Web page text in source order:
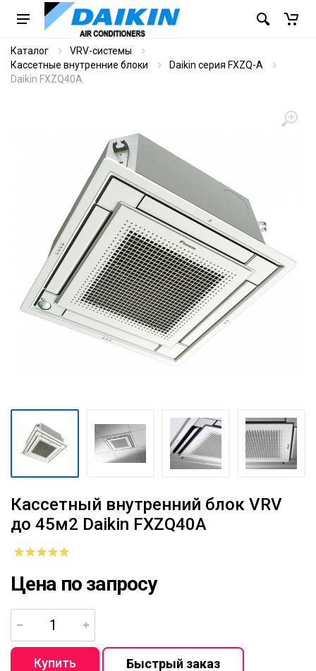
Каталог
VRV-системы
Кассетные внутренние блоки
Daikin серия FXZQ-A
Daikin FXZQ40A
Кассетный внутренний блок VRV
до 45м2 Daikin FXZQ40A
Цена по запросу